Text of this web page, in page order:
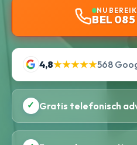
NU
BEL
4,8★★★★★568
✓ Gratis telefonisch